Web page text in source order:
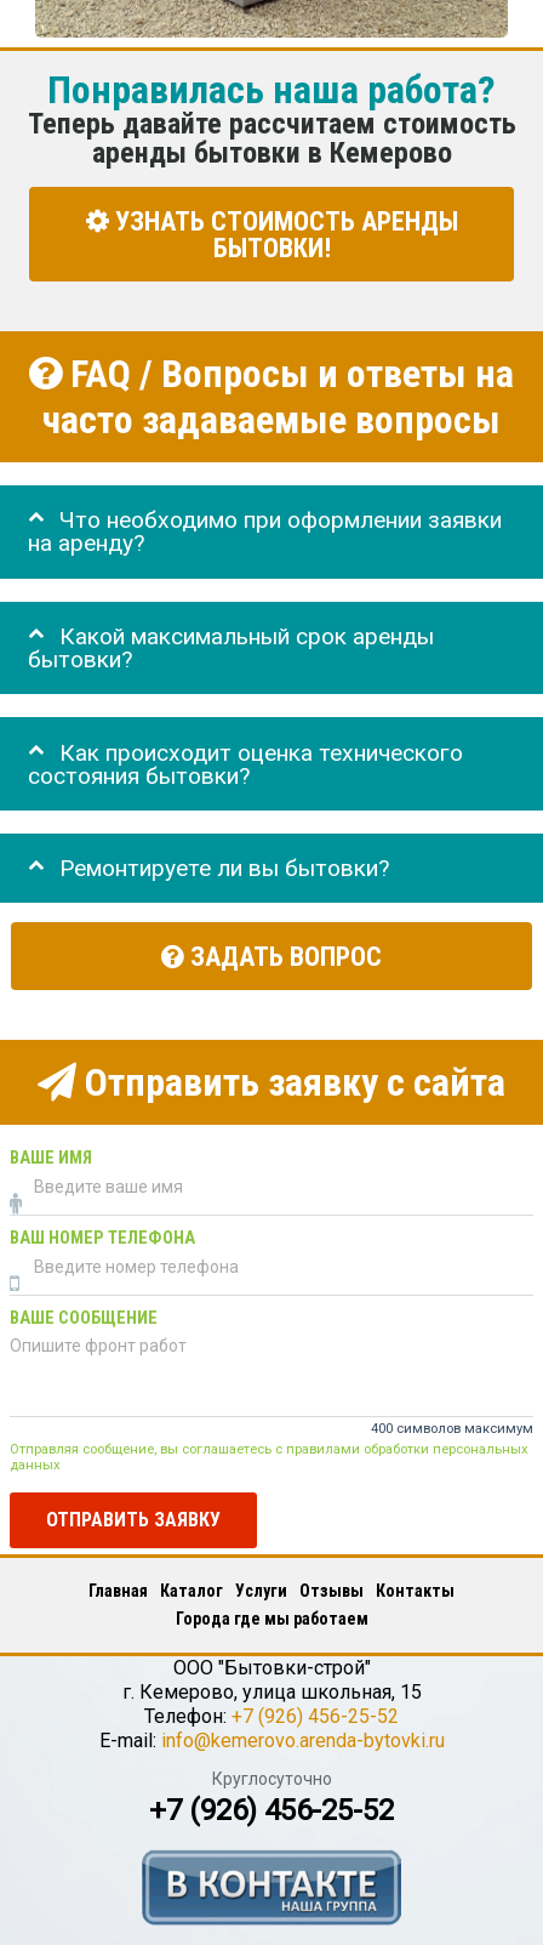
Понравилась наша работа?
Теперь давайте рассчитаем стоимость
аренды бытовки в Кемерово
УЗНАТЬ СТОИМОСТЬ АРЕНДЫ
БЫТОВКИ!
FAQ / Вопросы и ответы на
часто задаваемые вопросы
Что необходимо при оформлении заявки
на аренду?
Какой максимальный срок аренды
бытовки?
Как происходит оценка технического
состояния бытовки?
Ремонтируете ли вы бытовки?
ЗАДАТЬ ВОПРОС
Отправить заявку с сайта
ВАШЕ ИМЯ
ВАШ НОМЕР ТЕЛЕФОНА
ВАШЕ СООБЩЕНИЕ
400 символов максимум
Отправляя сообщение, вы соглашаетесь с правилами обработки персональных
данных
ОТПРАВИТЬ ЗАЯВКУ
Главная Каталог Услуги Отзывы
Контакты
Города где мы работаем
ООО "Бытовки-строй"
г. Кемерово, улица школьная, 15
Телефон: +7 (926) 456-25-52
E-mail: info@kemerovo.arenda-bytovki.ru
Круглосуточно
+7 (926) 456-25-52